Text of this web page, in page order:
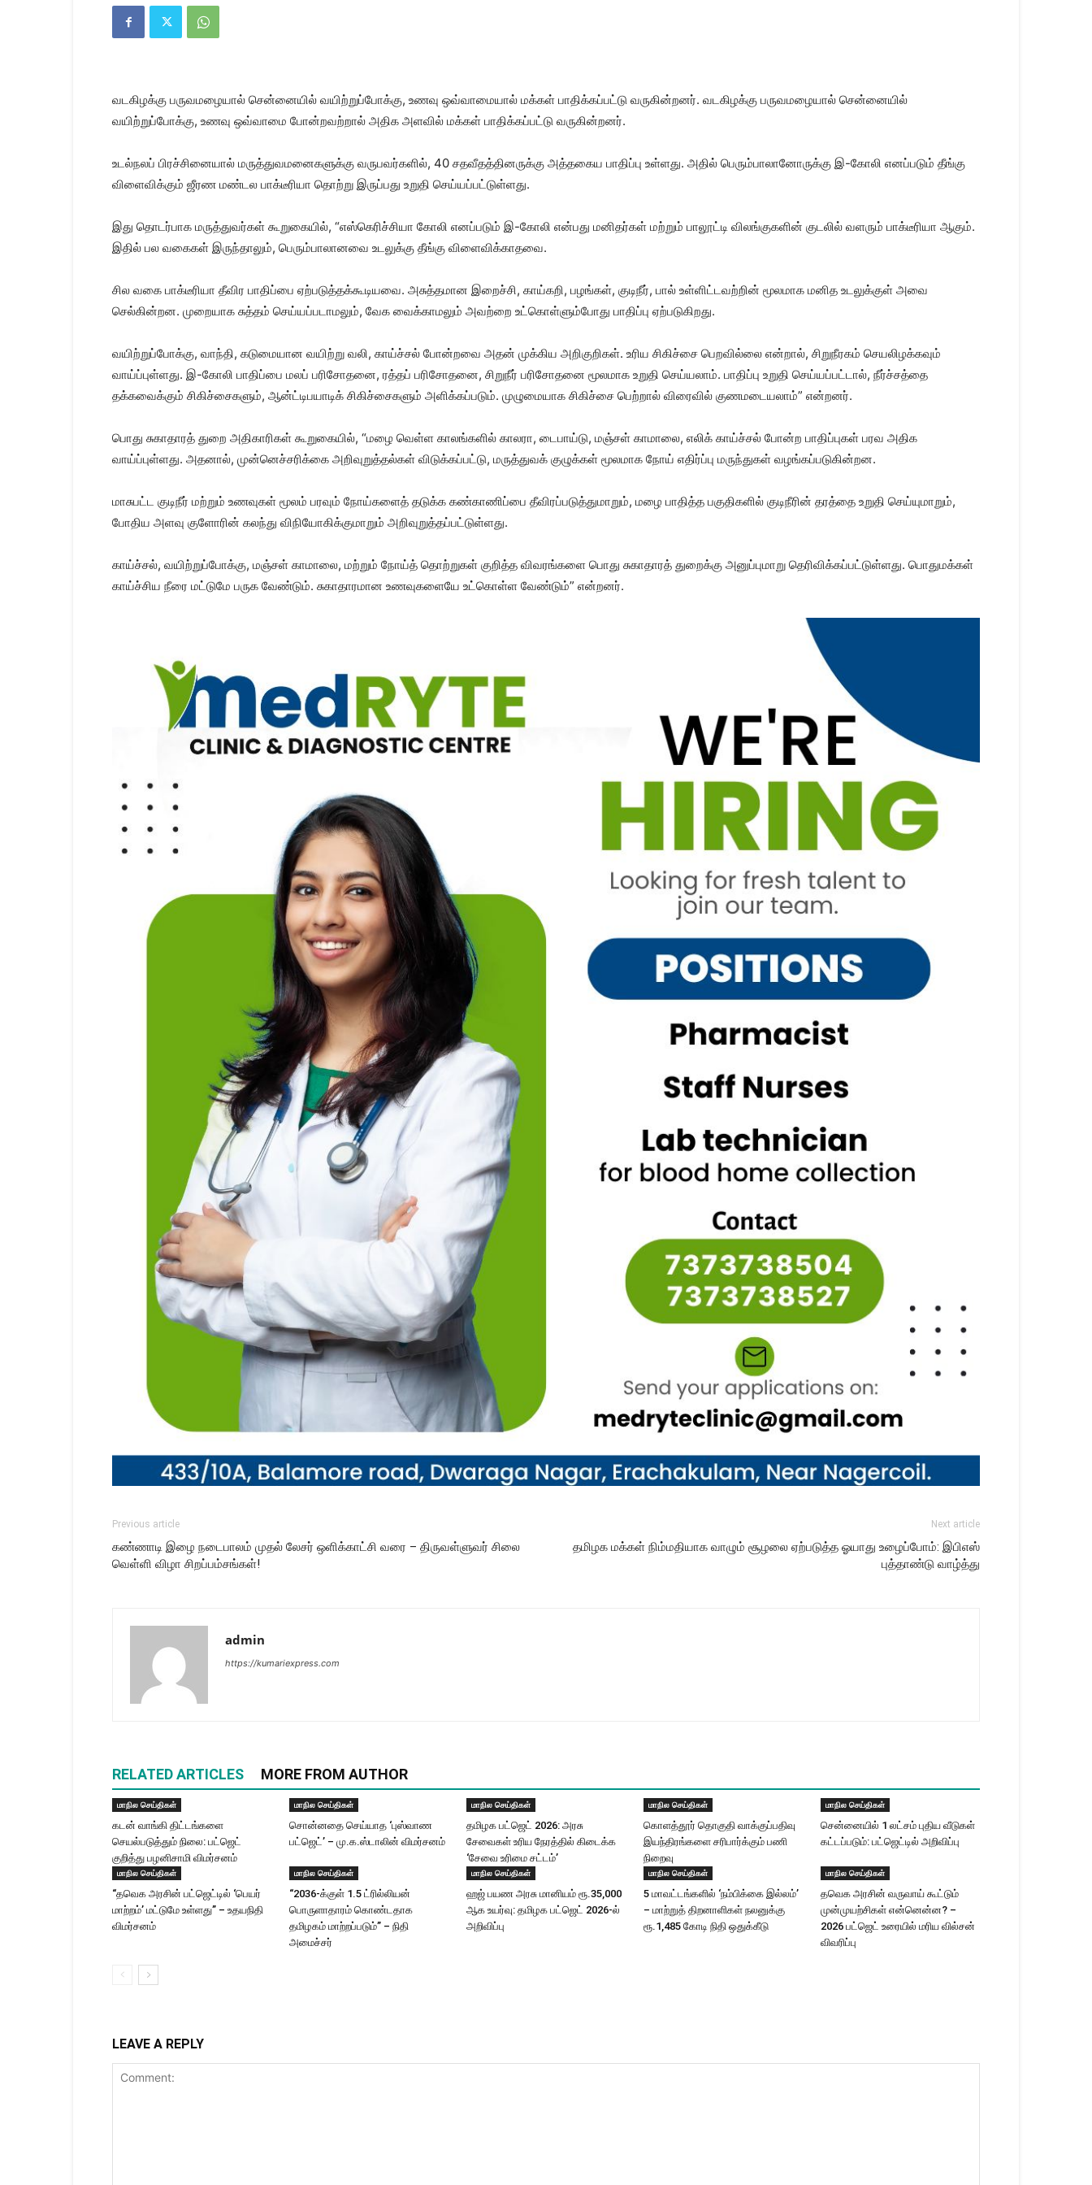
|
Kanyakumari
வடகிழக்கு பருவமழையால் சென்னையில் வயிற்றுப்போக்கு, உணவு ஒவ்வாமையால் மக்கள் பாதிக்கப்பட்டு வருகின்றனர். வடகிழக்கு பருவமழையால் சென்னையில்
வயிற்றுப்போக்கு, உணவு ஒவ்வாமை போன்றவற்றால் அதிக அளவில் மக்கள் பாதிக்கப்பட்டு வருகின்றனர்.
உடல்நலப் பிரச்சினையால் மருத்துவமனைகளுக்கு வருபவர்களில், 40 சதவீதத்தினருக்கு அத்தகைய பாதிப்பு உள்ளது. அதில் பெரும்பாலானோருக்கு இ-கோலி எனப்படும் தீங்கு
விளைவிக்கும் ஜீரண மண்டல பாக்டீரியா தொற்று இருப்பது உறுதி செய்யப்பட்டுள்ளது.
இது தொடர்பாக மருத்துவர்கள் கூறுகையில், “எஸ்கெரிச்சியா கோலி எனப்படும் இ-கோலி என்பது மனிதர்கள் மற்றும் பாலூட்டி விலங்குகளின் குடலில் வளரும் பாக்டீரியா ஆகும்.
இதில் பல வகைகள் இருந்தாலும், பெரும்பாலானவை உடலுக்கு தீங்கு விளைவிக்காதவை.
சில வகை பாக்டீரியா தீவிர பாதிப்பை ஏற்படுத்தக்கூடியவை. அசுத்தமான இறைச்சி, காய்கறி, பழங்கள், குடிநீர், பால் உள்ளிட்டவற்றின் மூலமாக மனித உடலுக்குள் அவை
செல்கின்றன. முறையாக சுத்தம் செய்யப்படாமலும், வேக வைக்காமலும் அவற்றை உட்கொள்ளும்போது பாதிப்பு ஏற்படுகிறது.
வயிற்றுப்போக்கு, வாந்தி, கடுமையான வயிற்று வலி, காய்ச்சல் போன்றவை அதன் முக்கிய அறிகுறிகள். உரிய சிகிச்சை பெறவில்லை என்றால், சிறுநீரகம் செயலிழக்கவும்
வாய்ப்புள்ளது. இ-கோலி பாதிப்பை மலப் பரிசோதனை, ரத்தப் பரிசோதனை, சிறுநீர் பரிசோதனை மூலமாக உறுதி செய்யலாம். பாதிப்பு உறுதி செய்யப்பட்டால், நீர்ச்சத்தை
தக்கவைக்கும் சிகிச்சைகளும், ஆன்ட்டிபயாடிக் சிகிச்சைகளும் அளிக்கப்படும். முழுமையாக சிகிச்சை பெற்றால் விரைவில் குணமடையலாம்” என்றனர்.
பொது சுகாதாரத் துறை அதிகாரிகள் கூறுகையில், “மழை வெள்ள காலங்களில் காலரா, டைபாய்டு, மஞ்சள் காமாலை, எலிக் காய்ச்சல் போன்ற பாதிப்புகள் பரவ அதிக
வாய்ப்புள்ளது. அதனால், முன்னெச்சரிக்கை அறிவுறுத்தல்கள் விடுக்கப்பட்டு, மருத்துவக் குழுக்கள் மூலமாக நோய் எதிர்ப்பு மருந்துகள் வழங்கப்படுகின்றன.
மாசுபட்ட குடிநீர் மற்றும் உணவுகள் மூலம் பரவும் நோய்களைத் தடுக்க கண்காணிப்பை தீவிரப்படுத்துமாறும், மழை பாதித்த பகுதிகளில் குடிநீரின் தரத்தை உறுதி செய்யுமாறும்,
போதிய அளவு குளோரின் கலந்து விநியோகிக்குமாறும் அறிவுறுத்தப்பட்டுள்ளது.
காய்ச்சல், வயிற்றுப்போக்கு, மஞ்சள் காமாலை, மற்றும் நோய்த் தொற்றுகள் குறித்த விவரங்களை பொது சுகாதாரத் துறைக்கு அனுப்புமாறு தெரிவிக்கப்பட்டுள்ளது. பொதுமக்கள்
காய்ச்சிய நீரை மட்டுமே பருக வேண்டும். சுகாதாரமான உணவுகளையே உட்கொள்ள வேண்டும்” என்றனர்.
Previous article
கண்ணாடி இழை நடைபாலம் முதல் லேசர் ஒளிக்காட்சி வரை – திருவள்ளுவர் சிலை
வெள்ளி விழா சிறப்பம்சங்கள்!
Next article
தமிழக மக்கள் நிம்மதியாக வாழும் சூழலை ஏற்படுத்த ஓயாது உழைப்போம்: இபிஎஸ்
புத்தாண்டு வாழ்த்து
admin
https://kumariexpress.com
RELATED ARTICLES MORE FROM AUTHOR
மாநில செய்திகள்
கடன் வாங்கி திட்டங்களை
செயல்படுத்தும் நிலை: பட்ஜெட்
குறித்து பழனிசாமி விமர்சனம்
மாநில செய்திகள்
சொன்னதை செய்யாத ‘புஸ்வாண
பட்ஜெட்’ – மு.க.ஸ்டாலின் விமர்சனம்
மாநில செய்திகள்
தமிழக பட்ஜெட் 2026: அரசு
சேவைகள் உரிய நேரத்தில் கிடைக்க
‘சேவை உரிமை சட்டம்’
மாநில செய்திகள்
கொளத்தூர் தொகுதி வாக்குப்பதிவு
இயந்திரங்களை சரிபார்க்கும் பணி
நிறைவு
மாநில செய்திகள்
சென்னையில் 1 லட்சம் புதிய வீடுகள்
கட்டப்படும்: பட்ஜெட்டில் அறிவிப்பு
மாநில செய்திகள்
“தவெக அரசின் பட்ஜெட்டில் ‘பெயர்
மாற்றம்’ மட்டுமே உள்ளது” – உதயநிதி
விமர்சனம்
மாநில செய்திகள்
“2036-க்குள் 1.5 ட்ரில்லியன்
பொருளாதாரம் கொண்டதாக
தமிழகம் மாற்றப்படும்” – நிதி
அமைச்சர்
மாநில செய்திகள்
ஹஜ் பயண அரசு மானியம் ரூ.35,000
ஆக உயர்வு: தமிழக பட்ஜெட் 2026-ல்
அறிவிப்பு
மாநில செய்திகள்
5 மாவட்டங்களில் ‘நம்பிக்கை இல்லம்’
– மாற்றுத் திறனாளிகள் நலனுக்கு
ரூ.1,485 கோடி நிதி ஒதுக்கீடு
மாநில செய்திகள்
தவெக அரசின் வருவாய் கூட்டும்
முன்முயற்சிகள் என்னென்ன? –
2026 பட்ஜெட் உரையில் மரிய வில்சன்
விவரிப்பு
LEAVE A REPLY